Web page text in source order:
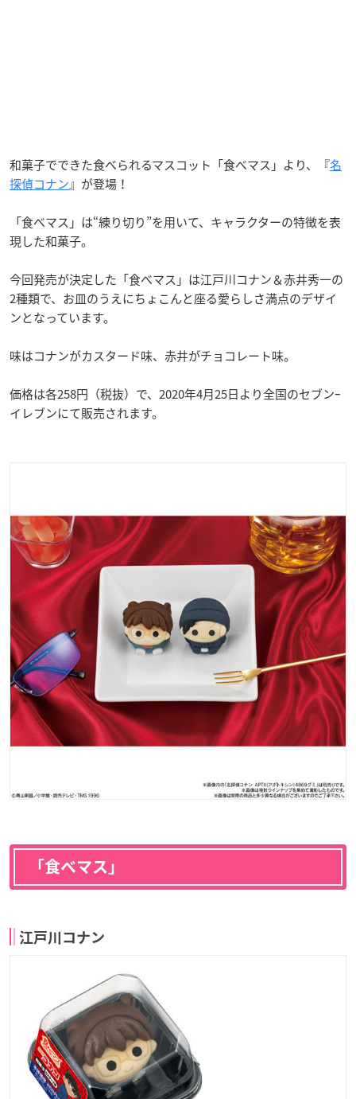
和菓子でできた食べられるマスコット「食べマス」より、『名
探偵コナン』が登場！
「食べマス」は“練り切り”を用いて、キャラクターの特徴を表
現した和菓子。
今回発売が決定した「食べマス」は江戸川コナン＆赤井秀一の
2種類で、お皿のうえにちょこんと座る愛らしさ満点のデザイ
ンとなっています。
味はコナンがカスタード味、赤井がチョコレート味。
価格は各258円 （税抜）で、2020年4月25日より全国のセブンｰ
イレブンにて販売されます。
「食べマス」
江戸川コナン